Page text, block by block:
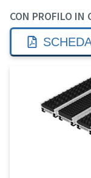
CON PROFILO IN